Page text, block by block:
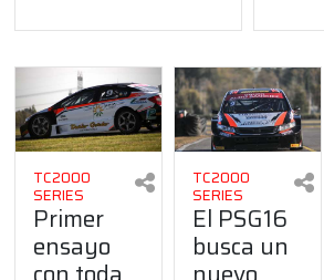
TC2000
SERIES
Primer
ensayo
TC2000
SERIES
El PSG16
busca un